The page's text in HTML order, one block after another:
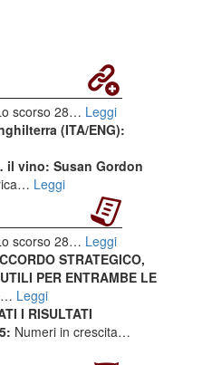
scorso 28… Leggi
(ITA/ENG):
il vino: Susan Gordon
Leggi
scorso 28… Leggi
STRATEGICO,
PER ENTRAMBE LE
Leggi
I RISULTATI
Numeri in crescita…